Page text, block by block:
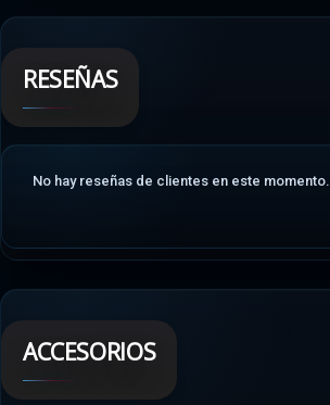
RESEÑAS
No hay reseñas de clientes en este momento.
ACCESORIOS